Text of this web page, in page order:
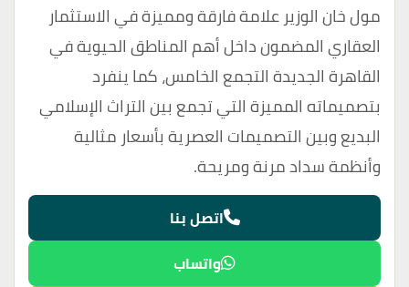
مول خان الوزير علامة فارقة ومميزة في الاستثمار
العقاري المضمون داخل أهم المناطق الحيوية في
القاهرة الجديدة التجمع الخامس، كما ينفرد
بتصميماته المميزة التي تجمع بين التراث الإسلامي
البديع وبين التصميمات العصرية بأسعار مثالية
وأنظمة سداد مرنة ومريحة.
اتصل بنا
واتساب